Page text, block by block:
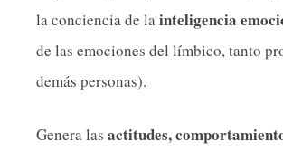
la conciencia de lainteligencia
de las emociones del límbico, tanto
demás personas).
Genera las actitudes,